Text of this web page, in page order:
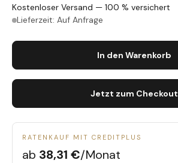
Kostenloser Versand — 100 % versichert
Lieferzeit: Auf Anfrage
In den Warenkorb
Jetzt zum Checkout
RATENKAUF MIT CREDITPLUS
ab 38,31 €/Monat